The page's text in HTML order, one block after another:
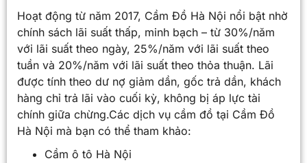
Hoạt động từ năm 2017, Cầm Đồ Hà Nội nổi bật nhờ
chính sách lãi suất thấp, minh bạch – từ 30%/năm
với lãi suất theo ngày, 25%/năm với lãi suất theo
tuần và 20%/năm với lãi suất theo thỏa thuận. Lãi
được tính theo dư nợ giảm dần, gốc trả dần, khách
hàng chỉ trả lãi vào cuối kỳ, không bị áp lực tài
chính giữa chừng.Các dịch vụ cầm đồ tại Cầm Đồ
Hà Nội mà bạn có thể tham khảo:
Cầm ô tô Hà Nội